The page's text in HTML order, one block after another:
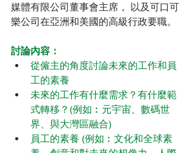
媒體有限公司董事會主席， 以及可口可
樂公司在亞洲和美國的高級行政要職。
討論內容：
從僱主的角度討論未來的工作和員
工的素養
未來的工作有什麼需求？有什麼範
式轉移？(例如︰元宇宙、數碼世
界、與大灣區融合)
員工的素養 (例如︰文化和全球素